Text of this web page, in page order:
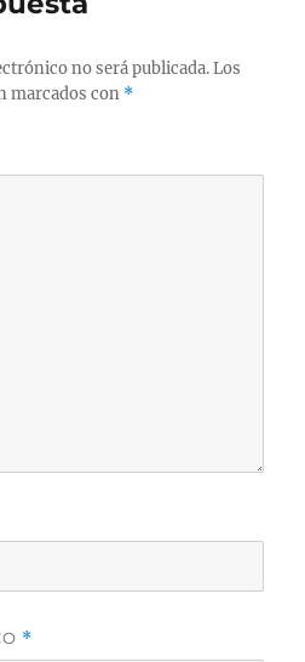
no será publicada. Los
marcados con *
*